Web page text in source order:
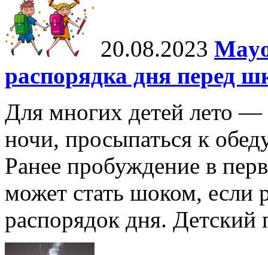
20.08.2023
распорядка дня перед
Для многих детей лето —
ночи, просыпаться к
Ранее пробуждение в
может стать шоком, если
распорядок дня. Детский